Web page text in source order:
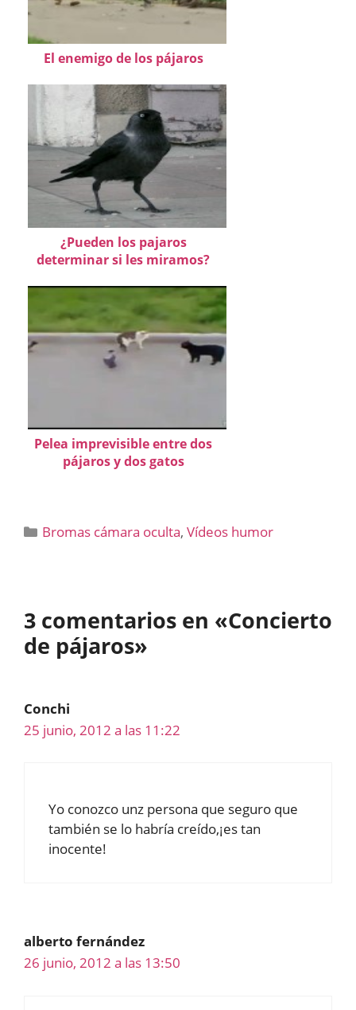
El enemigo de los pájaros
¿Pueden los pajaros
determinar si les miramos?
Pelea imprevisible entre dos
pájaros y dos gatos
Categorías
Bromas cámara oculta,Vídeos humor
3 comentarios en «Concierto
de pájaros»
Conchi
25 junio, 2012 a las 11:22
Yo conozco unz persona que seguro que
también se lo habría creído,¡es tan
inocente!
alberto fernández
26 junio, 2012 a las 13:50